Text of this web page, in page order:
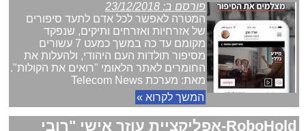
פורסם ב: 23/12/2018
המטרה לאפשר לכל אדם לתעד סיפורים
של אזרחיות ואזרחים ותיקים, שנפקד
מקומם עד כה במשך כמעט 7 עשורים
מסיפור תולדות העם היהודי, ולהעלות את
החומרים לאתר הלאומי "רואים את הקולות".
מאת: מערכת Telecom News
המשך לקרוא »
RoboHold-אפליקציית עוזר אישי "רובי